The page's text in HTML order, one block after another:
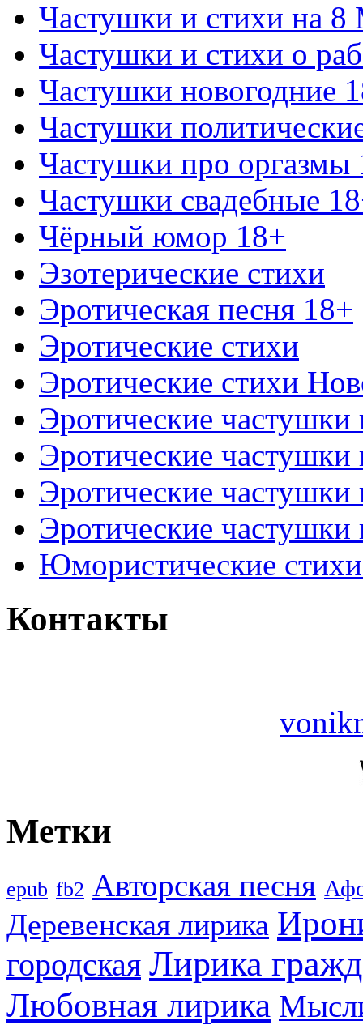
Частушки и стихи на 8
Частушки и стихи о
Частушки новогодние
Частушки
Частушки про оргазмы
Частушки свадебные
Чёрный юмор 18+
Эзотерические стихи
Эротическая песня 18+
Эротические стихи
Эротические стихи
Эротические
Эротические
Эротические
Эротические
Юмористические
Контакты
Метки
epub fb2 Авторская песня
Деревенская лирика
городская Лирика
Любовная лирика